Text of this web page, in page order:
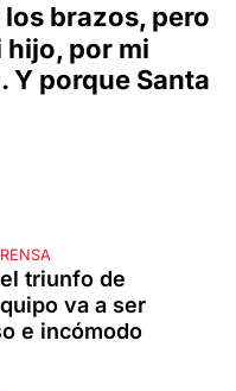
brazos, pero
hijo, por mi
Y porque Santa
triunfo de
va a ser
e incómodo